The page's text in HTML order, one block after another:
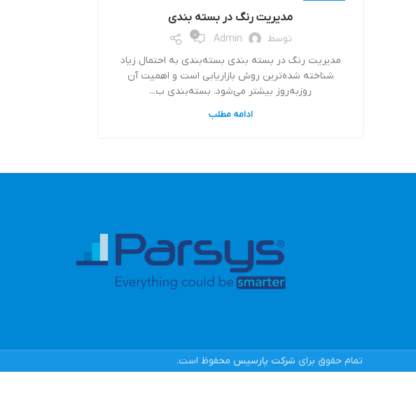
مدیریت رنگ در بسته‌ بندی‌
توسط Admin
0
مدیریت رنگ در بسته‌ بندی‌ بسته‌بندی به احتمال زیاد
شناخته شده‌ترین روش ‌بازاریابی است و اهمیت آن
روزبه‌روز بیشتر می‌شود. بسته‌بندی ب...
ادامه مطلب
تمام حقوق برای شرکت پارسیس محفوظ است.